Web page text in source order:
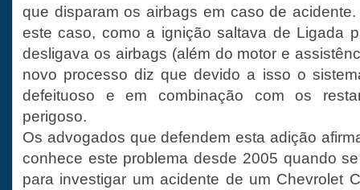
que disparam os airbags em caso de
este caso, como a ignição saltava de Ligada
desligava os airbags (além do motor e
novo processo diz que devido a isso o
defeituoso e em combinação com os
perigoso.
Os advogados que defendem esta adição
conhece este problema desde 2005 quando
para investigar um acidente de um Chevrolet